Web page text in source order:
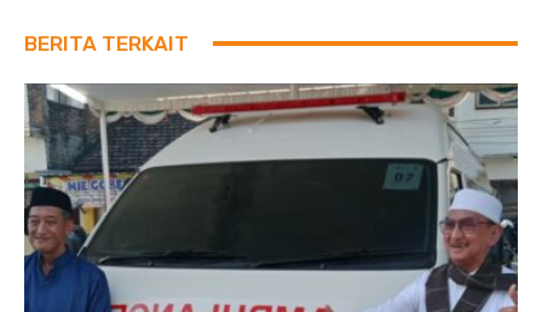
BERITA TERKAIT